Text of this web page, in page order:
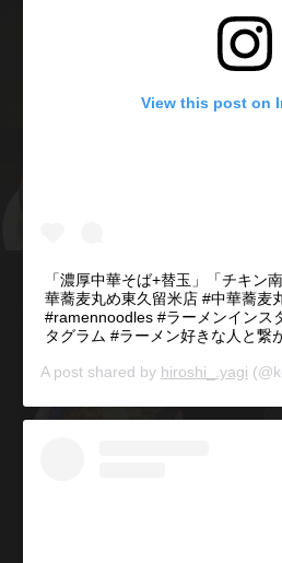
View this post on
「濃厚中華そば+替玉」「チキン
華蕎麦丸め東久留米店 #中華蕎麦
#ramennoodles #ラーメンインス
タグラム #ラーメン好きな人と繋
A post shared by hiroshi_.yagi